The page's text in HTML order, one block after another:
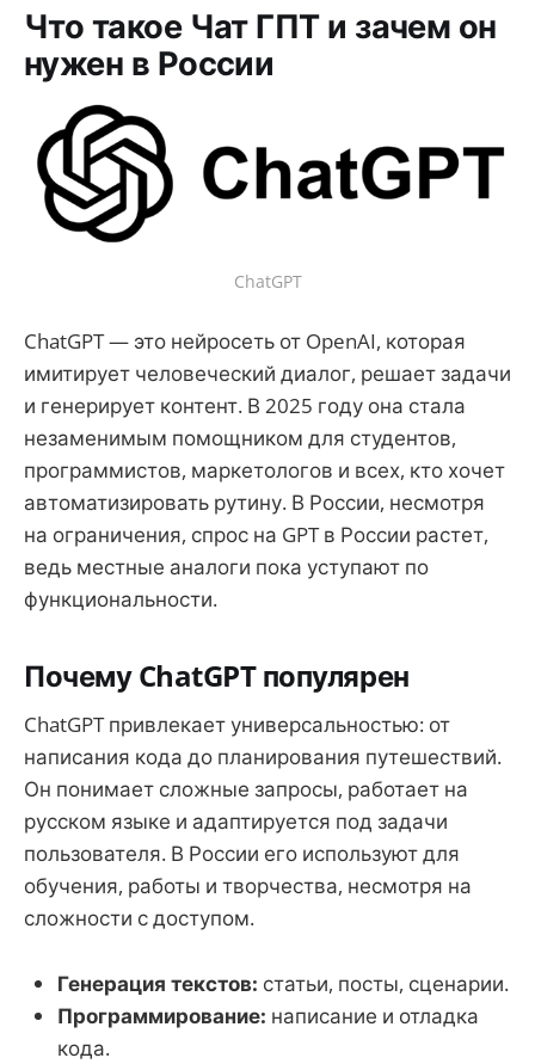
Что такое Чат ГПТ и зачем он
нужен в России
ChatGPT
ChatGPT — это нейросеть от OpenAI, которая
имитирует человеческий диалог, решает задачи
и генерирует контент. В 2025 году она стала
незаменимым помощником для студентов,
программистов, маркетологов и всех, кто хочет
автоматизировать рутину. В России, несмотря
на ограничения, спрос на GPT в России растет,
ведь местные аналоги пока уступают по
функциональности.
Почему ChatGPT популярен
ChatGPT привлекает универсальностью: от
написания кода до планирования путешествий.
Он понимает сложные запросы, работает на
русском языке и адаптируется под задачи
пользователя. В России его используют для
обучения, работы и творчества, несмотря на
сложности с доступом.
Генерация текстов: статьи, посты, сценарии.
Программирование: написание и отладка
кода.